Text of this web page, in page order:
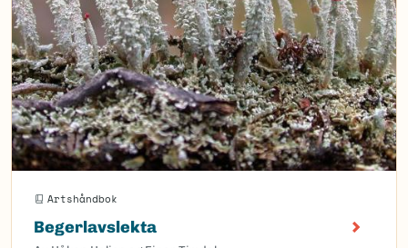
Artshåndbok
Begerlavslekta